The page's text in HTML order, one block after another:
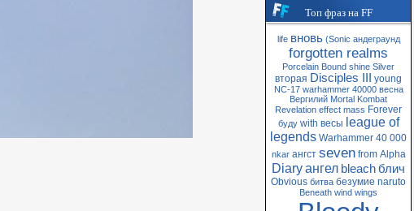
Топ фраз на FF
life вновь (Sonic андеграунд
forgotten realms
Porcelain Bound shine Silver
вторая Disciples III young
NC-17 warhammer 40000 весна
Вергилий Mortal Kombat
Revelation effect mass Forever
буду with весы league of
legends Warhammer 40 000
nkar ангст seven from Alpha
Diaryангел bleachблич
Obvious битва безумие naruto
Beneath wind wings